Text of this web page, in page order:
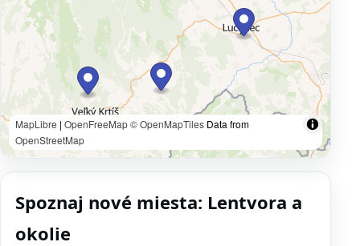
MapLibre | OpenFreeMap© OpenMapTiles Data from
OpenStreetMap
Spoznaj nové miesta: Lentvora a
okolie